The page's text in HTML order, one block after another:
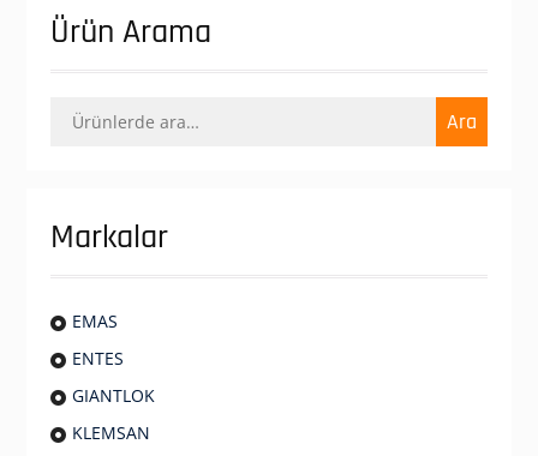
Ürün Arama
Ara: Ara
Markalar
EMAS
ENTES
GIANTLOK
KLEMSAN